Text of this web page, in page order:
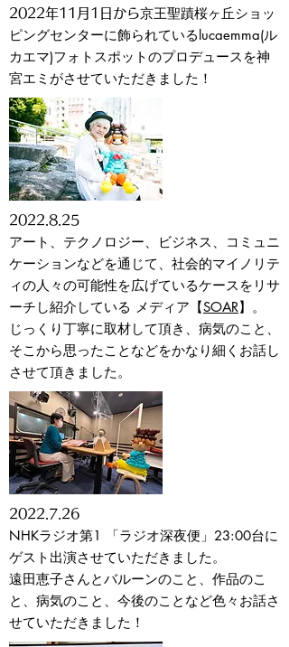
2022年11月1日から京王聖蹟桜ヶ丘ショッ
ピングセンターに飾られているlucaemma(ル
カエマ)フォトスポットのプロデュースを神
宮エミがさせていただきました！
2022 .8.25
アート、テクノロジー、ビジネス、コミュニ
ケーションなどを通じて、社会的マイノリテ
ィの人々の可能性を広げているケースをリサ
ーチし紹介している メディア【SOAR】。
じっくり丁寧に取材して頂き、病気のこと、
そこから思ったことなどをかなり細くお話し
させて頂きました。
2022 .7.26
NHKラジオ第1 「ラジオ深夜便」23:00台に
ゲスト出演させていただきました。
遠田恵子さんとバルーンのこと、作品のこ
と、病気のこと、今後のことなど色々お話さ
せていただきました！